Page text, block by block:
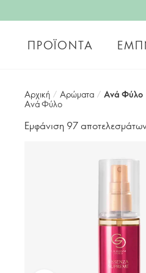
ΠΡΟΪΌΝΤΑ
Αρχική / Αρώματα / Ανά Φύλο
Ανά Φύλο
Εμφάνιση 97